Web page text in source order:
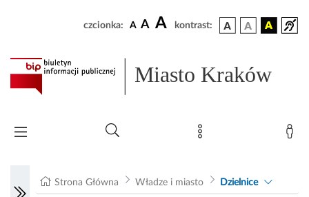
czcionka: A A A kontrast:
Miasto Kraków
Strona Główna Władze i miasto Dzielnice